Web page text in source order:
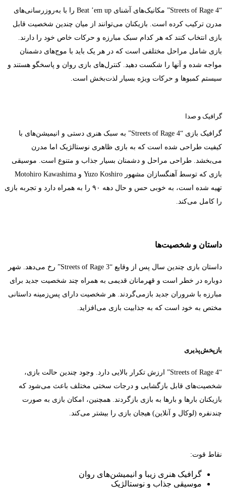
“Streets of Rage 4” مکانیک‌های آشنای Beat ’em up را با به‌روزرسانی‌های
مدرن ترکیب کرده است. بازیکنان می‌توانند از میان چندین شخصیت قابل
بازی انتخاب کنند که هر کدام سبک مبارزه و حرکات خاص خود را دارند.
بازی شامل مراحل مختلفی است که در هر یک باید با موج‌های دشمنان
مواجه شده و آنها را شکست دهید. کنترل‌های بازی روان و پاسخگو هستند و
سیستم کمبوها و حرکات ویژه بسیار لذت‌بخش است.
گرافیک و صدا
گرافیک بازی “Streets of Rage 4” به سبک هنری دستی و انیمیشن‌های با
کیفیت طراحی شده است که به بازی ظاهری نوستالژیک اما مدرن
می‌بخشد. طراحی مراحل و دشمنان بسیار جذاب و متنوع است. موسیقی
بازی که توسط آهنگسازان مشهور Yuzo Koshiro و Motohiro Kawashima
تهیه شده است، به خوبی حس و حال دهه ۹۰ را به همراه دارد و تجربه بازی
را کامل می‌کند.
داستان و شخصیت‌ها
داستان بازی چندین سال پس از وقایع “Streets of Rage 3” رخ می‌دهد. شهر
دوباره در خطر است و قهرمانان قدیمی به همراه چند شخصیت جدید برای
مبارزه با شروران جدید بازمی‌گردند. هر شخصیت دارای پس‌زمینه داستانی
مختص به خود است که به جذابیت بازی می‌افزاید.
بازپخش‌پذیری
“Streets of Rage 4” ارزش تکرار بالایی دارد. وجود چندین حالت بازی،
شخصیت‌های قابل بازگشایی و درجات سختی مختلف باعث می‌شود که
بازیکنان بارها و بارها به بازی بازگردند. همچنین، امکان بازی به صورت
چندنفره (لوکال و آنلاین) هیجان بازی را بیشتر می‌کند.
نقاط قوت:
گرافیک هنری زیبا و انیمیشن‌های روان
موسیقی جذاب و نوستالژیک